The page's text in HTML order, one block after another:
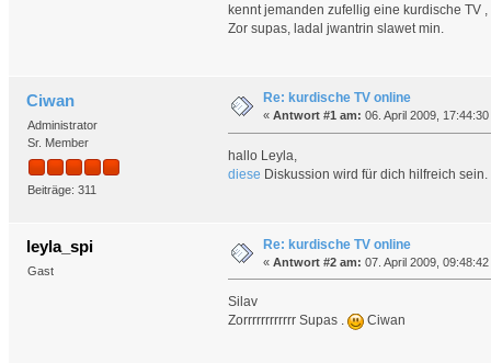
kennt jemanden zufellig eine kurdische
Zor supas, ladal jwantrin slawet min.
Ciwan
Administrator
Sr. Member
Beiträge: 311
Re: kurdische TV online
« Antwort #1 am: 06. April 2009, 17:44:30
hallo Leyla,
diese Diskussion wird für dich hilfreich sein.
leyla_spi
Gast
Re: kurdische TV online
« Antwort #2 am: 07. April 2009, 09:48:42
Silav
Zorrrrrrrrrrrr Supas .
Ciwan